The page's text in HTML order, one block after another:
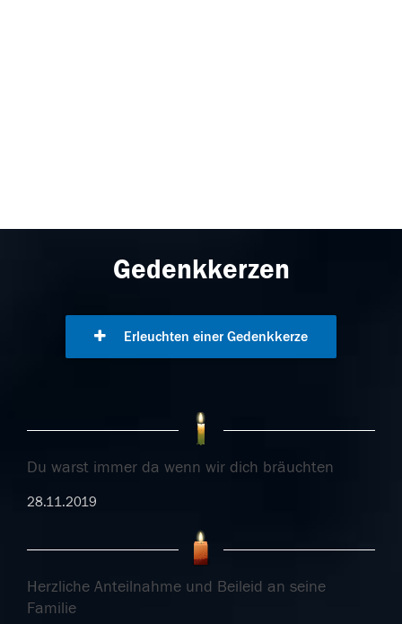
Gedenkkerzen
Erleuchten einer Gedenkkerze
Du warst immer da wenn wir dich bräuchten
28.11.2019
Herzliche Anteilnahme und Beileid an seine
Familie